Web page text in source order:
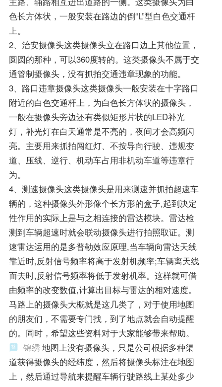
色长方体状，一般安装在路边的倒“L”型白色交通杆
上。
2、治安摄像头这类摄像头立在路口边上其他位置，
圆圆的那种，可以360度转的。这类摄像头不属于交
通管制摄像头，没有抓拍交通违章现象的功能。
3、路口违章摄像头这类摄像头一般安装在十字路口
附近的白色交通杆上，为白色长方体状的摄像头，
一般在摄像头旁边还有类似矩形片状的LED补光
灯，补光灯在白天通常是不亮的，夜间才会高频闪
亮。主要用来抓拍闯红灯、不按导向行驶、违规变
道、压线、逆行、机动车占用非机动车道等违章行
为。
4、测速摄像头这类摄像头是用来测速并抓拍超速车
辆的，这种摄像头外形像个长方形的盒子,起到决定
性作用的实际上是与之相连接的雷达模块。雷达检
测到车辆超速时就会联动摄像头进行拍照取证。测
速雷达运用的是多普勒效应原理,当车辆向雷达天线
靠近时,反射信号频率将高于发射机频率;车辆离天线
而去时,反射信号频率将低于发射机率。这样就可借
由频率的改变数值,计算出目标与雷达的相对速度。
马路上的摄像头大概就是这几类了，对于使用地图
的朋友们，不需要专门找，到了地点就会自动提醒
的。同时，希望这些资料对于大家能够带来帮助。
锦绣 地图上没有摄像头，只是公司根据多种渠
道获得摄像头的经纬度，然后将摄像头标注在地图
上，然后通过导航来提醒车辆行驶路线上某处多少